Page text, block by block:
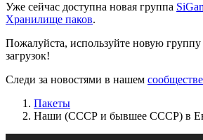
Уже сейчас доступна новая группа
Хранилище паков.
Пожалуйста, используйте новую
загрузок!
Следи за новостями в нашем
Пакеты
Наши (СССР и бывшее СССР) в